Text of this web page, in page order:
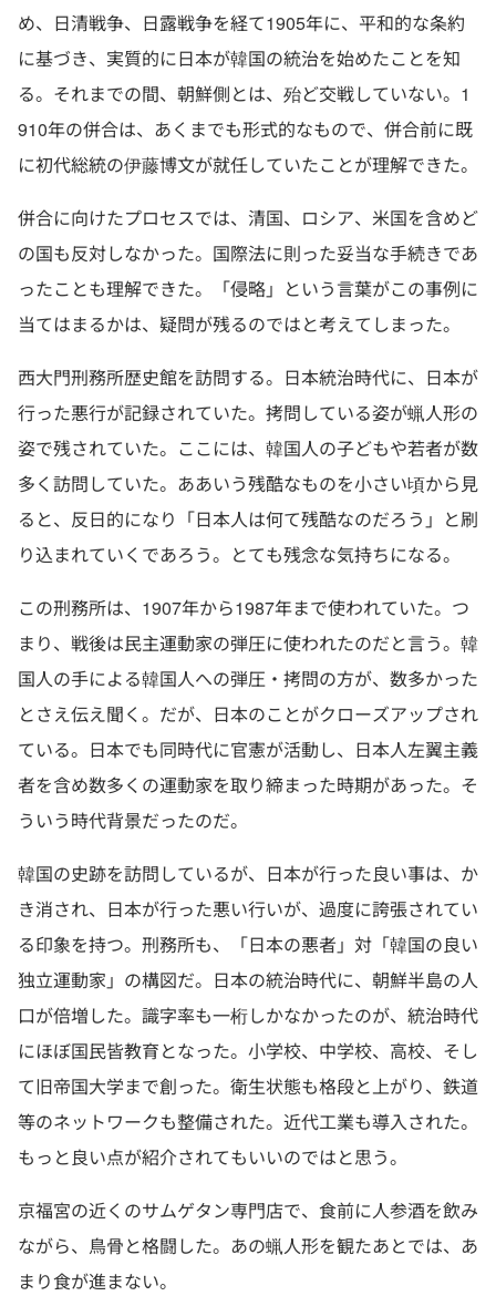
め、日清戦争、日露戦争を経て1905年に、平和的な条約
に基づき、実質的に日本が韓国の統治を始めたことを知
る。それまでの間、朝鮮側とは、殆ど交戦していない。1
910年の併合は、あくまでも形式的なもので、併合前に既
に初代総統の伊藤博文が就任していたことが理解できた。
併合に向けたプロセスでは、清国、ロシア、米国を含めど
の国も反対しなかった。国際法に則った妥当な手続きであ
ったことも理解できた。「侵略」という言葉がこの事例に
当てはまるかは、疑問が残るのではと考えてしまった。
西大門刑務所歴史館を訪問する。日本統治時代に、日本が
行った悪行が記録されていた。拷問している姿が蝋人形の
姿で残されていた。ここには、韓国人の子どもや若者が数
多く訪問していた。ああいう残酷なものを小さい頃から見
ると、反日的になり「日本人は何て残酷なのだろう」と刷
り込まれていくであろう。とても残念な気持ちになる。
この刑務所は、1907年から1987年まで使われていた。つ
まり、戦後は民主運動家の弾圧に使われたのだと言う。韓
国人の手による韓国人への弾圧・拷問の方が、数多かった
とさえ伝え聞く。だが、日本のことがクローズアップされ
ている。日本でも同時代に官憲が活動し、日本人左翼主義
者を含め数多くの運動家を取り締まった時期があった。そ
ういう時代背景だったのだ。
韓国の史跡を訪問しているが、日本が行った良い事は、か
き消され、日本が行った悪い行いが、過度に誇張されてい
る印象を持つ。刑務所も、「日本の悪者」対「韓国の良い
独立運動家」の構図だ。日本の統治時代に、朝鮮半島の人
口が倍増した。識字率も一桁しかなかったのが、統治時代
にほぼ国民皆教育となった。小学校、中学校、高校、そし
て旧帝国大学まで創った。衛生状態も格段と上がり、鉄道
等のネットワークも整備された。近代工業も導入された。
もっと良い点が紹介されてもいいのではと思う。
京福宮の近くのサムゲタン専門店で、食前に人参酒を飲み
ながら、鳥骨と格闘した。あの蝋人形を観たあとでは、あ
まり食が進まない。